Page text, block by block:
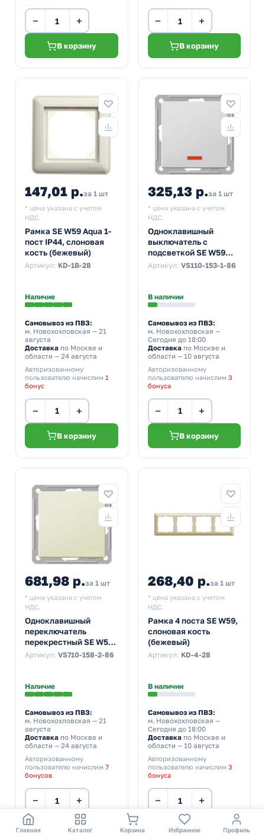
− +
В корзину
− +
В корзину
147,01 р.за 1 шт
* цена указана с учетом
НДС.
Рамка SE W59 Aqua 1-
пост IP44, слоновая
кость (бежевый)
Артикул: KD-1B-28
Наличие
Самовывоз из ПВЗ:
м. Новохохловская — 21
августа
Доставка по Москве и
области — 24 августа
Авторизованному
пользователю начислим 1
бонус
− +
В корзину
325,13 р.за 1 шт
* цена указана с учетом
НДС.
Одноклавишный
выключатель с
подсветкой SE W59
10A механизм, белый
Артикул: VS110-153-1-86
В наличии
Самовывоз из ПВЗ:
м. Новохохловская —
Сегодня до 18:00
Доставкапо Москве и
области — 10 августа
Авторизованному
пользователю начислим 3
бонуса
− +
В корзину
681,98 р.за 1 шт
* цена указана с учетом
НДС.
Одноклавишный
переключатель
перекрестный SE W59
10A механизм,
Артикул: VS710-158-2-86
Наличие
Самовывоз из ПВЗ:
м. Новохохловская — 21
августа
Доставка по Москве и
области — 24 августа
Авторизованному
пользователю начислим 7
бонусов
− +
В корзину
268,40 р.за 1 шт
* цена указана с учетом
НДС.
Рамка 4 поста SE W59,
слоновая кость
(бежевый)
Артикул: KD-4-28
В наличии
Самовывоз из ПВЗ:
м. Новохохловская —
Сегодня до 18:00
Доставкапо Москве и
области — 10 августа
Авторизованному
пользователю начислим 3
бонуса
− +
В корзину
Главная Каталог Корзина Избранное Профиль